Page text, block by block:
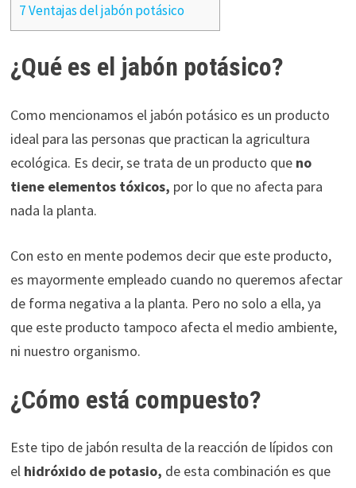
7 Ventajas del jabón potásico
¿Qué es el jabón potásico?
Como mencionamos el jabón potásico es un producto
ideal para las personas que practican la agricultura
ecológica. Es decir, se trata de un producto que no
tiene elementos tóxicos, por lo que no afecta para
nada la planta.
Con esto en mente podemos decir que este producto,
es mayormente empleado cuando no queremos afectar
de forma negativa a la planta. Pero no solo a ella, ya
que este producto tampoco afecta el medio ambiente,
ni nuestro organismo.
¿Cómo está compuesto?
Este tipo de jabón resulta de la reacción de lípidos con
el hidróxido de potasio, de esta combinación es que